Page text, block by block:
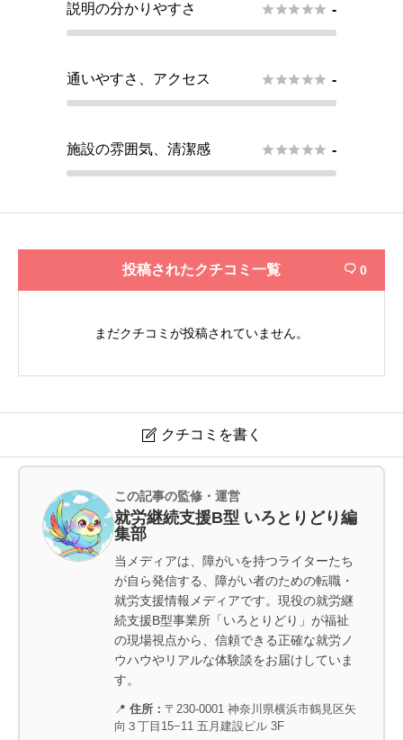
説明の分かりやすさ  -
通いやすさ、アクセス  -
施設の雰囲気、清潔感  -
投稿されたクチコミ一覧  0
まだクチコミが投稿されていません。
 クチコミを書く
お名前 必須
スタッフの対応 必須
この記事の監修・運営
就労継続支援B型 いろとりどり編
集部
当メディアは、障がいを持つライターたち
が自ら発信する、障がい者のための転職・
就労支援情報メディアです。現役の就労継
続支援B型事業所「いろとりどり」が福祉
の現場視点から、信頼できる正確な就労ノ
ウハウやリアルな体験談をお届けしていま
す。
📍 住所： 〒230-0001 神奈川県横浜市鶴見区矢
向３丁目15−11 五月建設ビル 3F